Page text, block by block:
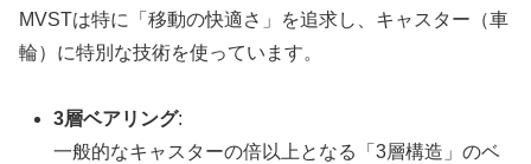
MVSTは特に「移動の快適さ」を追求し、キャスター（車
輪）に特別な技術を使っています。
3層ベアリング:
一般的なキャスターの倍以上となる「3層構造」のベ